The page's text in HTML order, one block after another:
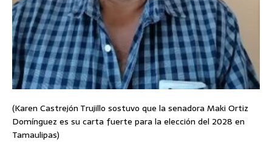
(Karen Castrejón Trujillo sostuvo que la senadora Maki Ortiz
Domínguez es su carta fuerte para la elección del 2028 en
Tamaulipas)